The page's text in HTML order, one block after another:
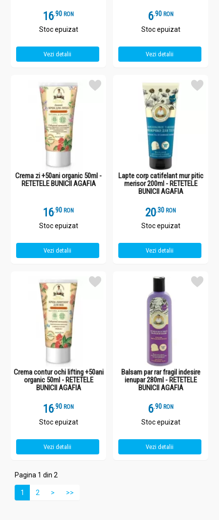
16.9 RON
Stoc epuizat
Vezi detalii
6.9 RON
Stoc epuizat
Vezi detalii
Crema zi +50ani organic 50ml -
RETETELE BUNICII AGAFIA
16.9 RON
Stoc epuizat
Vezi detalii
Lapte corp catifelant mur pitic
merisor 200ml - RETETELE
BUNICII AGAFIA
20.3 RON
Stoc epuizat
Vezi detalii
Crema contur ochi lifting +50ani
organic 50ml - RETETELE
BUNICII AGAFIA
16.9 RON
Stoc epuizat
Vezi detalii
Balsam par rar fragil indesire
ienupar 280ml - RETETELE
BUNICII AGAFIA
6.9 RON
Stoc epuizat
Vezi detalii
Pagina 1 din 2
1 2 > >>